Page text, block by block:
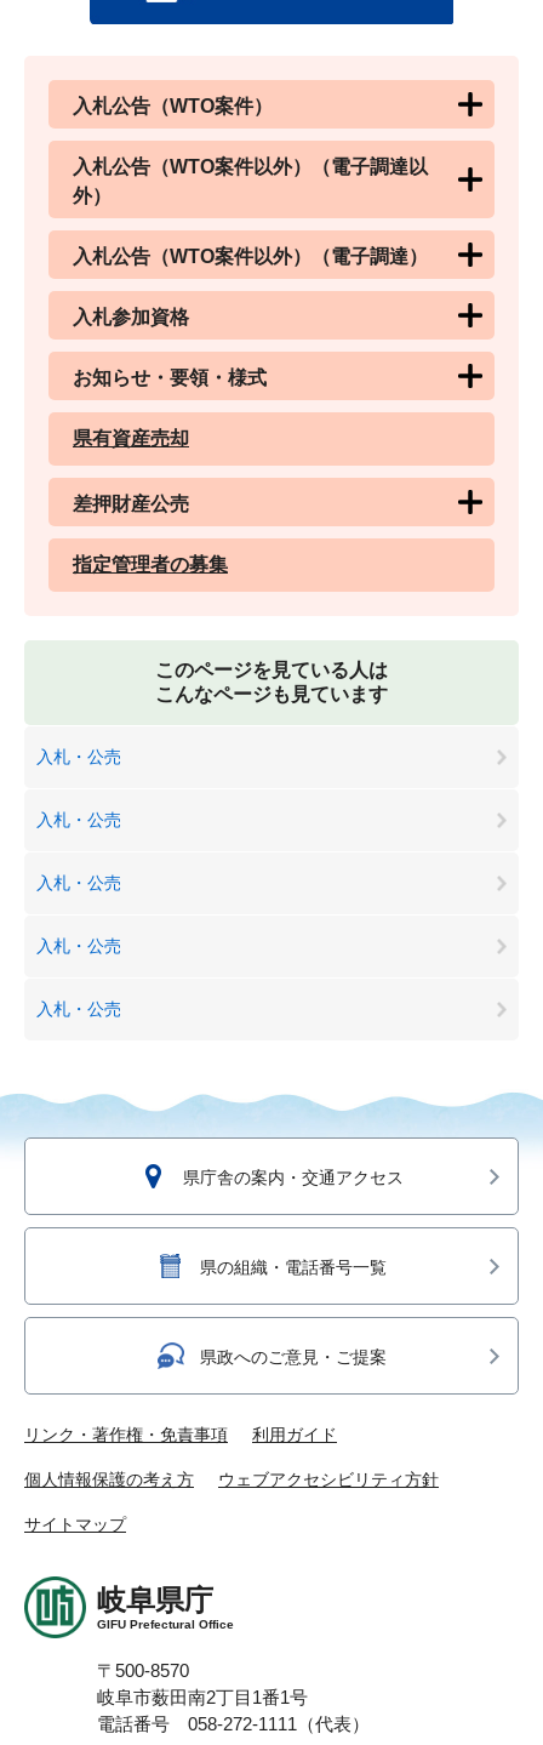
入札公告（WTO案件）
入札公告（WTO案件以外）（電子調達以
外）
入札公告（WTO案件以外）（電子調達）
入札参加資格
お知らせ・要領・様式
県有資産売却
差押財産公売
指定管理者の募集
このページを見ている人は
こんなページも見ています
入札・公売
入札・公売
入札・公売
入札・公売
入札・公売
県庁舎の案内・交通アクセス
県の組織・電話番号一覧
県政へのご意見・ご提案
リンク・著作権・免責事項 利用ガイド
個人情報保護の考え方 ウェブアクセシビリティ方針
サイトマップ
岐阜県庁
GIFU Prefectural Office
〒500-8570
岐阜市薮田南2丁目1番1号
電話番号 058-272-1111（代表）